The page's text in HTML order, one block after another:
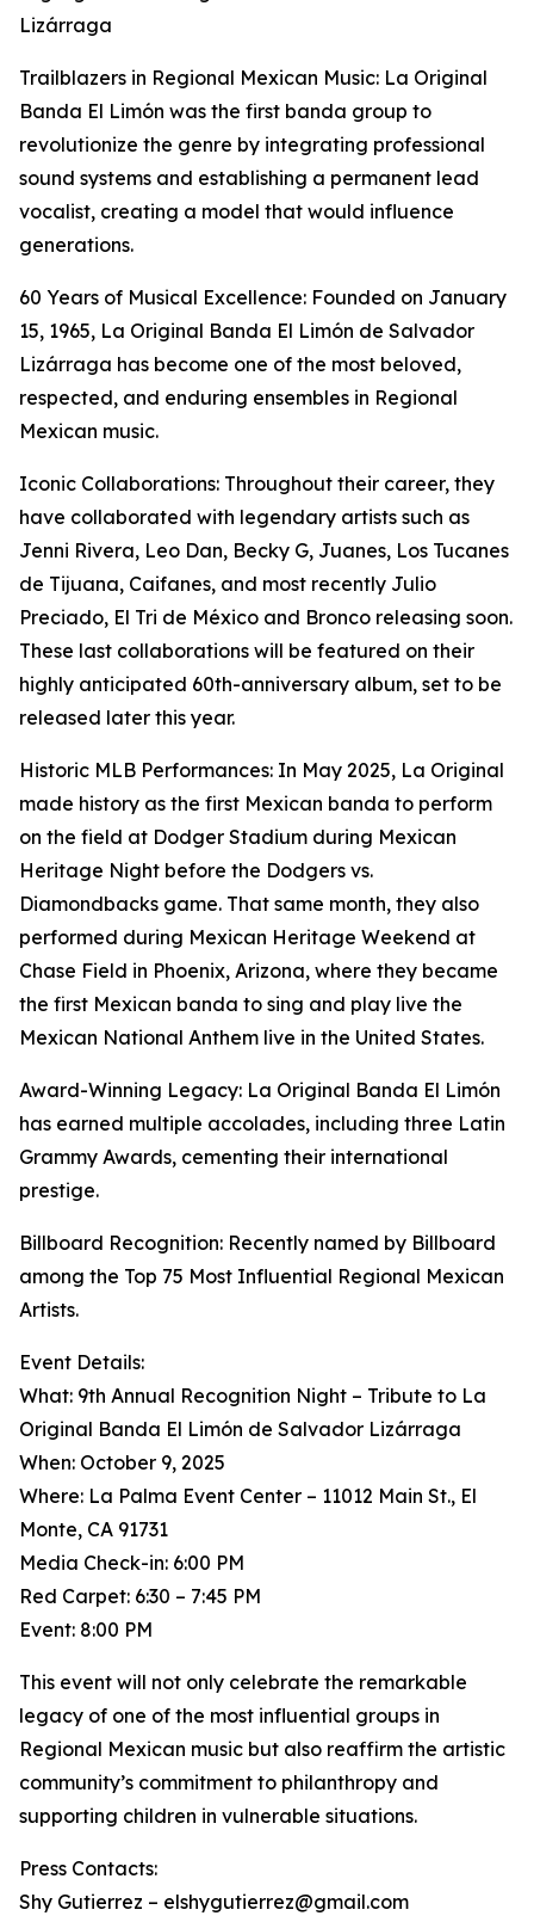
Lizárraga
Trailblazers in Regional Mexican Music: La Original
Banda El Limón was the first banda group to
revolutionize the genre by integrating professional
sound systems and establishing a permanent lead
vocalist, creating a model that would influence
generations.
60 Years of Musical Excellence: Founded on January
15, 1965, La Original Banda El Limón de Salvador
Lizárraga has become one of the most beloved,
respected, and enduring ensembles in Regional
Mexican music.
Iconic Collaborations: Throughout their career, they
have collaborated with legendary artists such as
Jenni Rivera, Leo Dan, Becky G, Juanes, Los Tucanes
de Tijuana, Caifanes, and most recently Julio
Preciado, El Tri de México and Bronco releasing soon.
These last collaborations will be featured on their
highly anticipated 60th-anniversary album, set to be
released later this year.
Historic MLB Performances: In May 2025, La Original
made history as the first Mexican banda to perform
on the field at Dodger Stadium during Mexican
Heritage Night before the Dodgers vs.
Diamondbacks game. That same month, they also
performed during Mexican Heritage Weekend at
Chase Field in Phoenix, Arizona, where they became
the first Mexican banda to sing and play live the
Mexican National Anthem live in the United States.
Award-Winning Legacy: La Original Banda El Limón
has earned multiple accolades, including three Latin
Grammy Awards, cementing their international
prestige.
Billboard Recognition: Recently named by Billboard
among the Top 75 Most Influential Regional Mexican
Artists.
Event Details:
What: 9th Annual Recognition Night – Tribute to La
Original Banda El Limón de Salvador Lizárraga
When: October 9, 2025
Where: La Palma Event Center – 11012 Main St., El
Monte, CA 91731
Media Check-in: 6:00 PM
Red Carpet: 6:30 – 7:45 PM
Event: 8:00 PM
This event will not only celebrate the remarkable
legacy of one of the most influential groups in
Regional Mexican music but also reaffirm the artistic
community’s commitment to philanthropy and
supporting children in vulnerable situations.
Press Contacts:
Shy Gutierrez – elshygutierrez@gmail.com